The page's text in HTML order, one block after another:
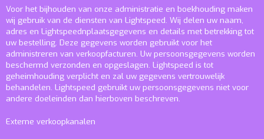
Voor het bijhouden van onze administratie en boekhouding maken
wij gebruik van de diensten van Lightspeed. Wij delen uw naam,
adres en Lightspeednplaatsgegevens en details met betrekking tot
uw bestelling. Deze gegevens worden gebruikt voor het
administreren van verkoopfacturen. Uw persoonsgegevens worden
beschermd verzonden en opgeslagen. Lightspeed is tot
geheimhouding verplicht en zal uw gegevens vertrouwelijk
behandelen. Lightspeed gebruikt uw persoonsgegevens niet voor
andere doeleinden dan hierboven beschreven.
Externe verkoopkanalen